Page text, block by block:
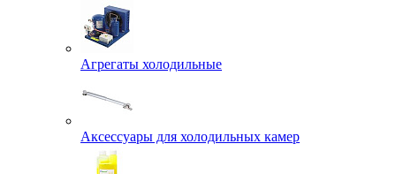
Агрегаты холодильные
Аксессуары для холодильных камер